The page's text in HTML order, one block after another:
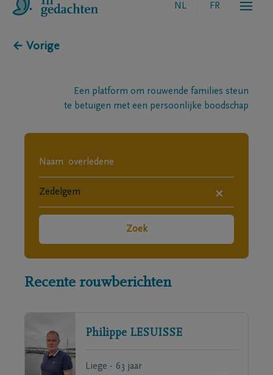
NL FR
← Vorige
Een platform om rouwende families steun
te betuigen met een persoonlijke boodschap
×
Zoek
Recente rouwberichten
Philippe LESUISSE
Liege - 63 jaar